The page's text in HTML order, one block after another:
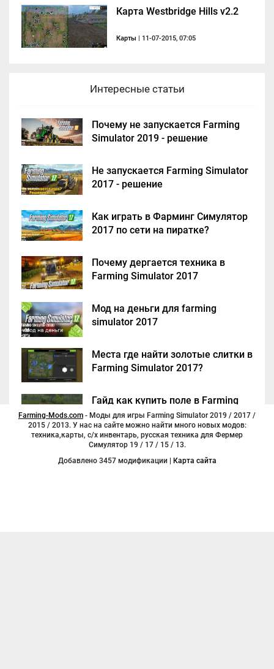
Карта Westbridge Hills v2.2
Карты | 11-07-2015, 07:05
Интересные статьи
Почему не запускается Farming
Simulator 2019 - решение
Не запускается Farming Simulator
2017 - решение
Как играть в Фарминг Симулятор
2017 по сети на пиратке?
Почему дергается техника в
Farming Simulator 2017
Мод на деньги для farming
simulator 2017
Места где найти золотые слитки в
Farming Simulator 2017?
Гайд как купить поле в Farming
Simulator 2017
Farming-Mods.com
2015 / 2013. У нас на сайте можно найти много новых модов:
техника,карты, с/х инвентарь, русская техника для Фермер
Симулятор 19 / 17 / 15 / 13.
Добавлено 3457 модификации |
Карта сайта